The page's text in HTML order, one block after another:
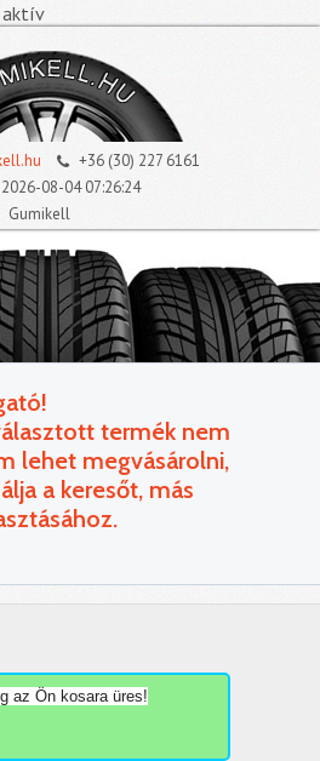
aktív
+36 (30) 227 6161
08-04 07:26:24
Gumikell
termék nem
lehet megvásárolni,
a keresőt, más
az Ön kosara üres!